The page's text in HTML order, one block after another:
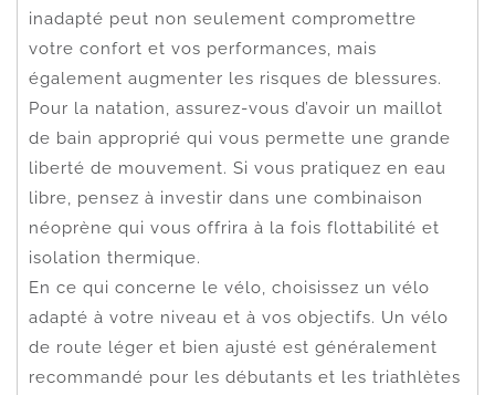
inadapté peut non seulement compromettre
votre confort et vos performances, mais
également augmenter les risques de blessures.
Pour la natation, assurez-vous d’avoir un maillot
de bain approprié qui vous permette une grande
liberté de mouvement. Si vous pratiquez en eau
libre, pensez à investir dans une combinaison
néoprène qui vous offrira à la fois flottabilité et
isolation thermique.
En ce qui concerne le vélo, choisissez un vélo
adapté à votre niveau et à vos objectifs. Un vélo
de route léger et bien ajusté est généralement
recommandé pour les débutants et les triathlètes